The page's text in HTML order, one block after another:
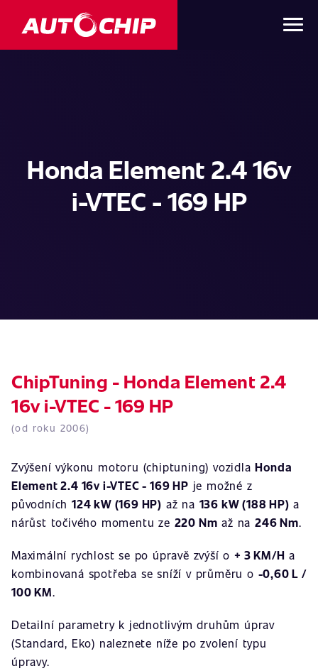
Honda Element 2.4 16v
i-VTEC - 169 HP
ChipTuning - Honda Element 2.4
16v i-VTEC - 169 HP
(od roku 2006)
Zvýšení výkonu motoru (chiptuning) vozidlaHonda
Element 2.4 16v i-VTEC - 169 HP je možné z
původních124 kW (169 HP) až na 136 kW (188 HP) a
nárůst točivého momentu ze 220 Nm až na246 Nm.
Maximální rychlost se po úpravě zvýší o + 3 KM/H a
kombinovaná spotřeba se sníží v průměru o -0,60 L /
100 KM.
Detailní parametry k jednotlivým druhům úprav
(Standard, Eko) naleznete níže po zvolení typu
úpravy.